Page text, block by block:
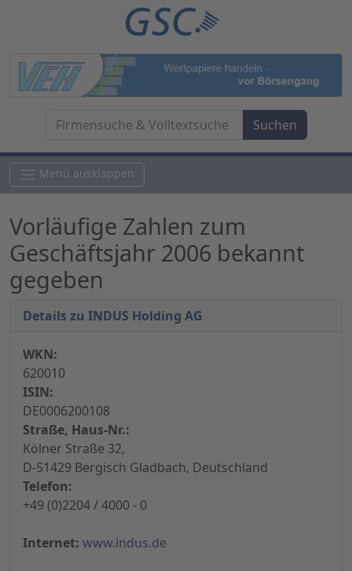
Menü ausklappen
Vorläufige Zahlen zum
Geschäftsjahr 2006 bekannt
gegeben
Details zu INDUS Holding AG
WKN:
620010
ISIN:
DE0006200108
Straße, Haus-Nr.:
Kölner Straße 32,
D-51429 Bergisch Gladbach, Deutschland
Telefon:
+49 (0)2204 / 4000 - 0
Internet: www.indus.de